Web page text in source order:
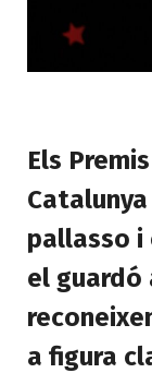
Els
pallasso i
el guardó
a figura